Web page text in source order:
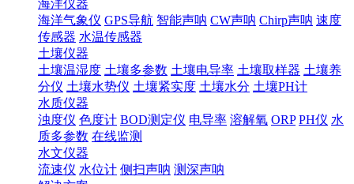
海洋仪器
海洋气象仪 GPS导航 智能声呐 CW声呐 Chirp声呐 速度
传感器 水温传感器
土壤仪器
土壤温湿度 土壤多参数 土壤电导率 土壤取样器 土壤养
分仪 土壤水势仪 土壤紧实度 土壤水分 土壤PH计
水质仪器
浊度仪 色度计 BOD测定仪 电导率 溶解氧 ORP PH仪 水
质多参数 在线监测
水文仪器
流速仪 水位计 侧扫声呐 测深声呐